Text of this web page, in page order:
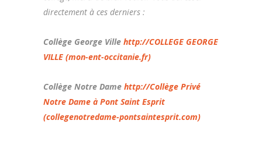
directement à ces derniers :
Collège George Ville http://COLLEGE GEORGE
VILLE (mon-ent-occitanie.fr)
Collège Notre Dame http://Collège Privé
Notre Dame à Pont Saint Esprit
(collegenotredame-pontsaintesprit.com)